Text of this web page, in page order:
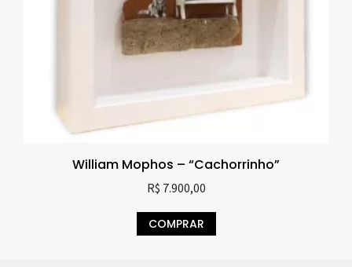
William Mophos – “Cachorrinho”
R$ 7.900,00
COMPRAR